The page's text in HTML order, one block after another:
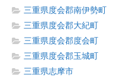
三重県度会郡南伊勢町
三重県度会郡大紀町
三重県度会郡度会町
三重県度会郡玉城町
三重県志摩市